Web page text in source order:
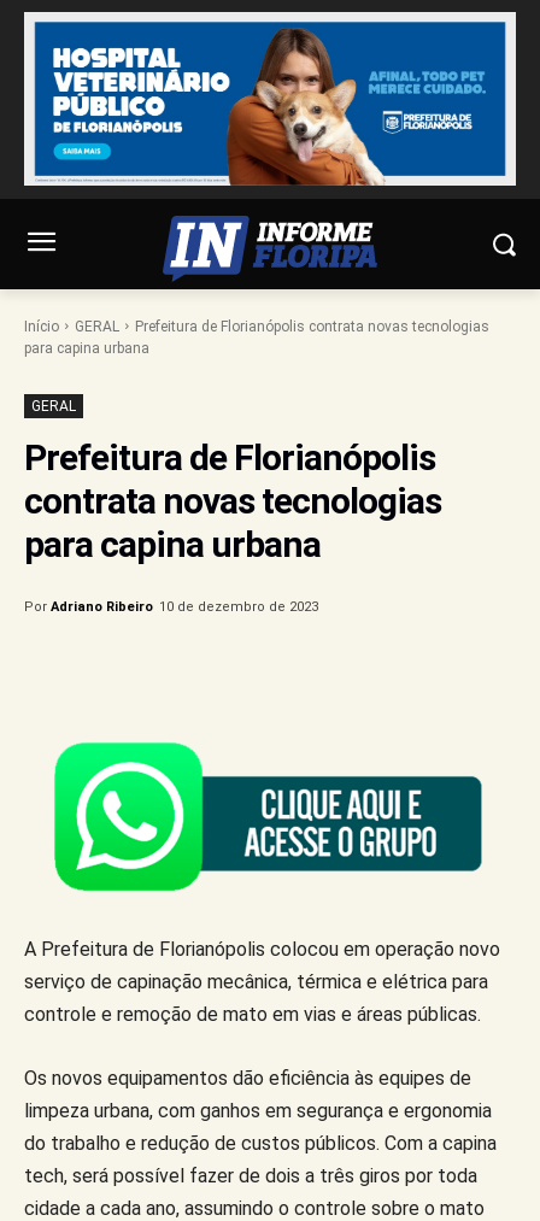
Início GERAL
Prefeitura de Florianópolis contrata novas tecnologias
para capina urbana
GERAL
Prefeitura de Florianópolis
contrata novas tecnologias
para capina urbana
Por Adriano Ribeiro 10 de dezembro de 2023
A Prefeitura de Florianópolis colocou em operação novo
serviço de capinação mecânica, térmica e elétrica para
controle e remoção de mato em vias e áreas públicas.
Os novos equipamentos dão eficiência às equipes de
limpeza urbana, com ganhos em segurança e ergonomia
do trabalho e redução de custos públicos. Com a capina
tech, será possível fazer de dois a três giros por toda
cidade a cada ano, assumindo o controle sobre o mato